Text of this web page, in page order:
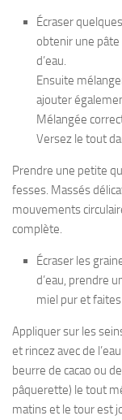
Écraser quelques
obtenir une pâte
d’eau.
Ensuite
ajouter
Mélangée
Versez le tout
Prendre une petite
fesses. Massés
mouvements
complète.
Écraser les
d’eau, prendre
miel pur et
Appliquer sur les
et rincez avec de
beurre de cacao ou
pâquerette) le tout
matins et le tour est